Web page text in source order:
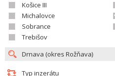
Košice III
Michalovce
Sobrance
Trebišov
Typ inzerátu